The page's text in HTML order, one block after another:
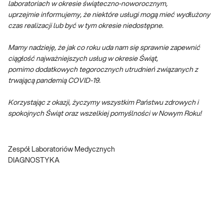
laboratoriach w okresie świąteczno-noworocznym,
uprzejmie informujemy, że niektóre usługi mogą mieć wydłużony
czas realizacji lub być w tym okresie niedostępne.
Mamy nadzieję, że jak co roku uda nam się sprawnie zapewnić
ciągłość najważniejszych usług w okresie Świąt,
pomimo dodatkowych tegorocznych utrudnień związanych z
trwającą pandemią COVID-19.
Korzystając z okazji, życzymy wszystkim Państwu zdrowych i
spokojnych Świąt oraz wszelkiej pomyślności w Nowym Roku!
Zespół Laboratoriów Medycznych
DIAGNOSTYKA